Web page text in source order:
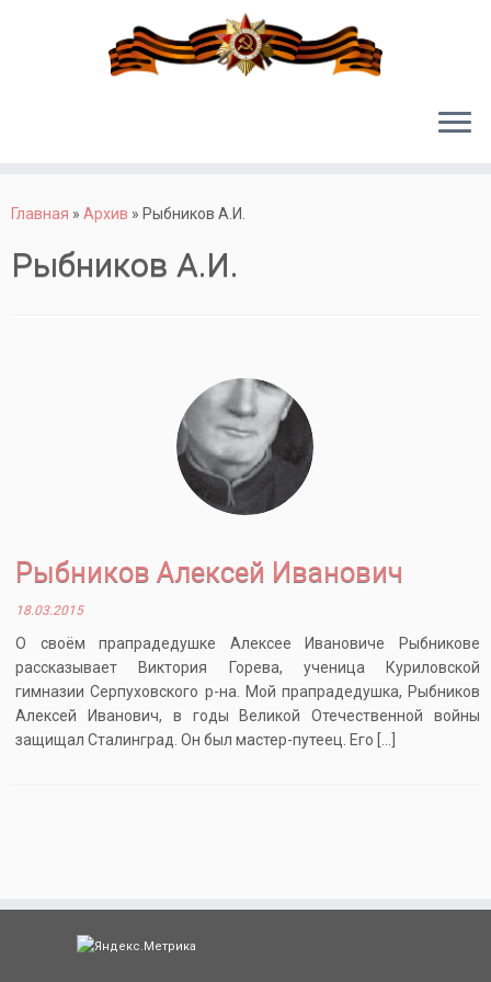
Главная » Архив » Рыбников А.И.
Рыбников А.И.
Рыбников Алексей Иванович
18.03.2015
О своём прапрадедушке Алексее Ивановиче Рыбникове
рассказывает Виктория Горева, ученица Куриловской
гимназии Серпуховского р-на. Мой прапрадедушка, Рыбников
Алексей Иванович, в годы Великой Отечественной войны
защищал Сталинград. Он был мастер-путеец. Его […]